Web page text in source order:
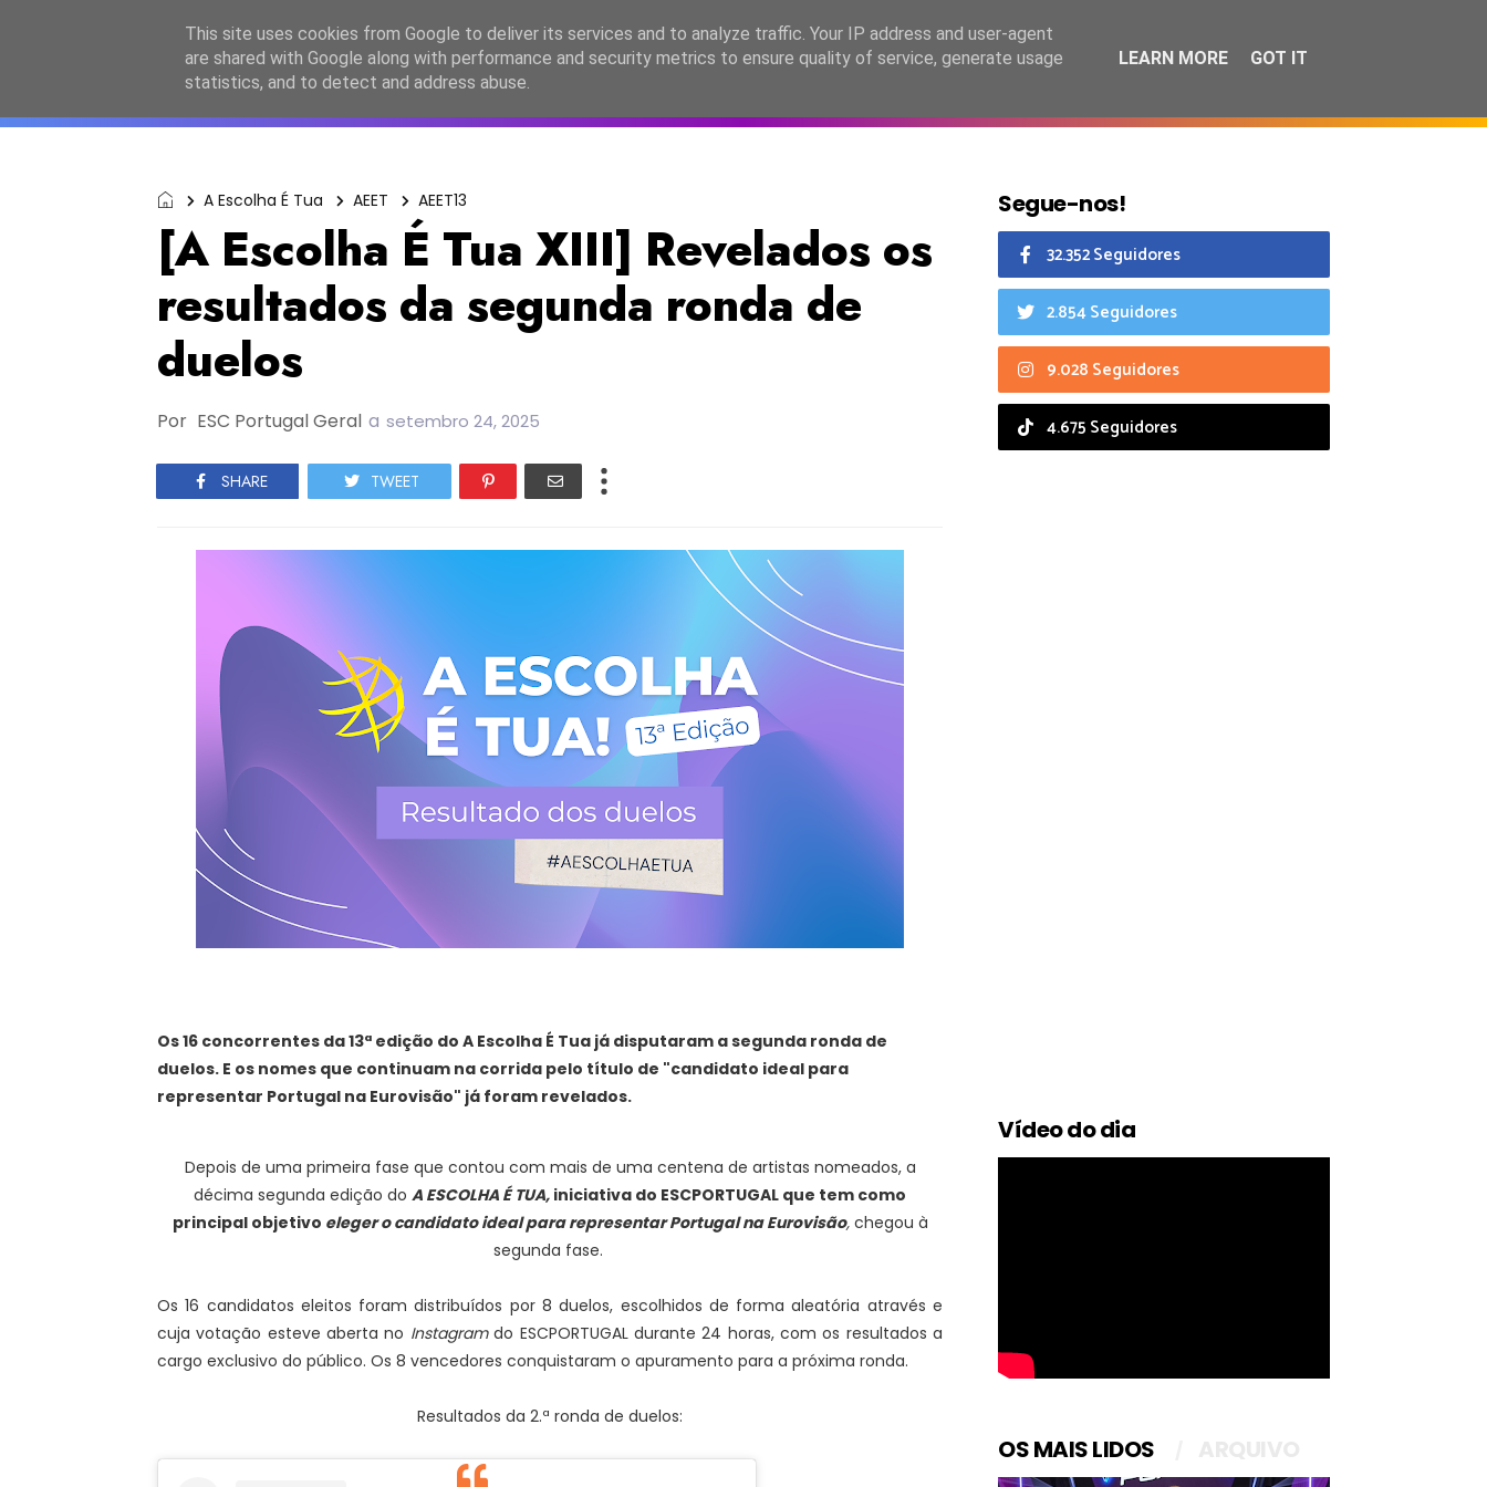
ESC2027 JESC2026 FC2026 EASC2026 PORTUGAL LANÇAMENTOS ESPECIAIS CALENDÁRIO
A Escolha É Tua AEET AEET13
[A Escolha É Tua XIII] Revelados os
resultados da segunda ronda de
duelos
Por ESC Portugal Geral a setembro 24, 2025
SHARE TWEET
Os 16 concorrentes da 13ª edição do A Escolha É Tua já disputaram a segunda ronda de
duelos. E os nomes que continuam na corrida pelo título de "candidato ideal para
representar Portugal na Eurovisão" já foram revelados.
Depois de uma primeira fase que contou com mais de uma centena de artistas nomeados, a
décima segunda edição do A ESCOLHA É TUA, iniciativa do ESCPORTUGAL que tem como
principal objetivo eleger o candidato ideal para representar Portugal na Eurovisão,chegou à
segunda fase.
Os 16 candidatos eleitos foram distribuídos por 8 duelos, escolhidos de forma aleatória através e
cuja votação esteve aberta no Instagramdo ESCPORTUGAL durante 24 horas, com os resultados a
cargo exclusivo do público. Os 8 vencedores conquistaram o apuramento para a próxima ronda.
Resultados da 2.ª ronda de duelos:
Segue-nos!
32.352 Seguidores
2.854 Seguidores
9.028 Seguidores
4.675 Seguidores
Vídeo do dia
OS MAIS LIDOS
This site uses cookies from Google to deliver its services and to analyze traffic. Your IP address and user-agent
are shared with Google along with performance and security metrics to ensure quality of service, generate usage
statistics, and to detect and address abuse.
LEARN MORE GOT IT